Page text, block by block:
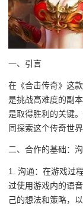
一、引言
在《合击传奇》这
是挑战高难度的副
是取得胜利的关键
同探索这个传奇世
二、合作的基础：
1. 沟通：在游戏过
过使用游戏内的语
己的想法和策略，